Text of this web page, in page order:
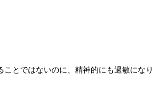
とではないのに、精神的にも過敏になり